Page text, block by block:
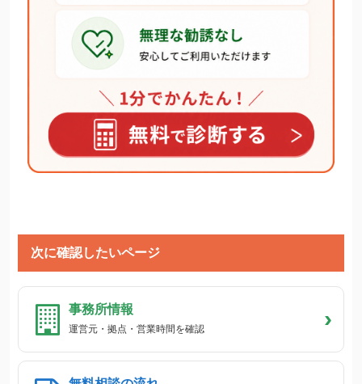
次に確認したいページ
事務所情報
運営元・拠点・営業時間を確認 ›